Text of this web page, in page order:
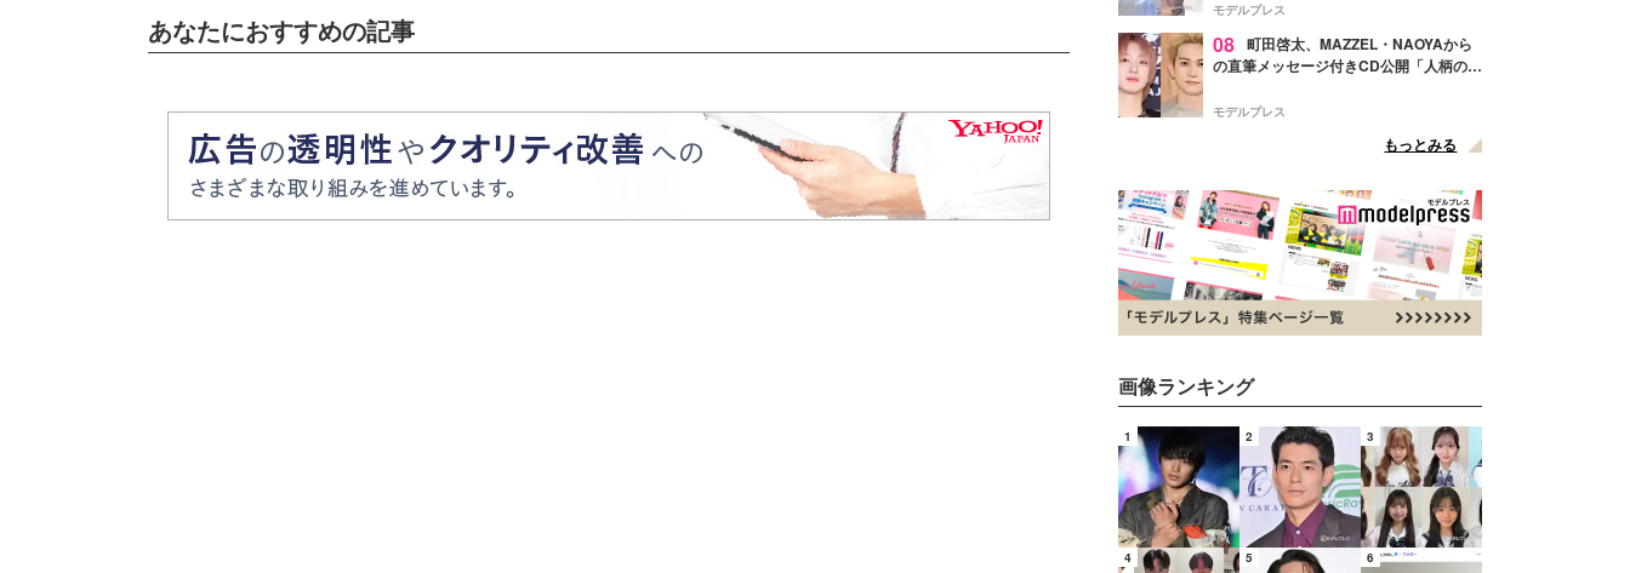
あなたにおすすめの記事
モデルプレス
08 町田啓太、MAZZEL・NAOYAから
の直筆メッセージ付きCD公開「人柄の良
モデルプレス
もっとみる
画像ランキング
1 2 3
4 5 6